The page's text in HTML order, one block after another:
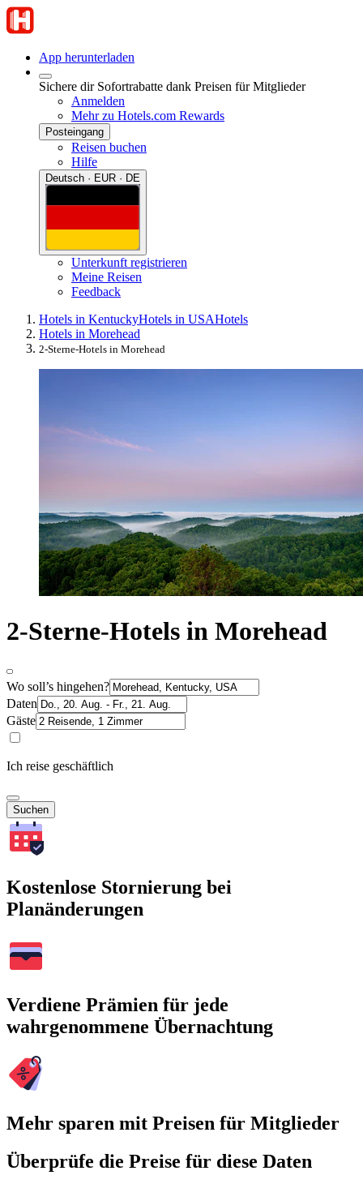
App herunterladen
Sichere dir Sofortrabatte dank Preisen für Mitglieder
Anmelden
Mehr zu Hotels.com Rewards
Posteingang
Reisen buchen
Hilfe
Deutsch · EUR · DE
Unterkunft registrieren
Meine Reisen
Feedback
Hotels in KentuckyHotels in USAHotels
Hotels in Morehead
2-Sterne-Hotels in Morehead
2-Sterne-Hotels in Morehead
Wo soll’s hingehen?
Daten
Gäste
Ich reise geschäftlich
Suchen
Kostenlose Stornierung bei
Planänderungen
Verdiene Prämien für jede
wahrgenommene Übernachtung
Mehr sparen mit Preisen für Mitglieder
Überprüfe die Preise für diese Daten